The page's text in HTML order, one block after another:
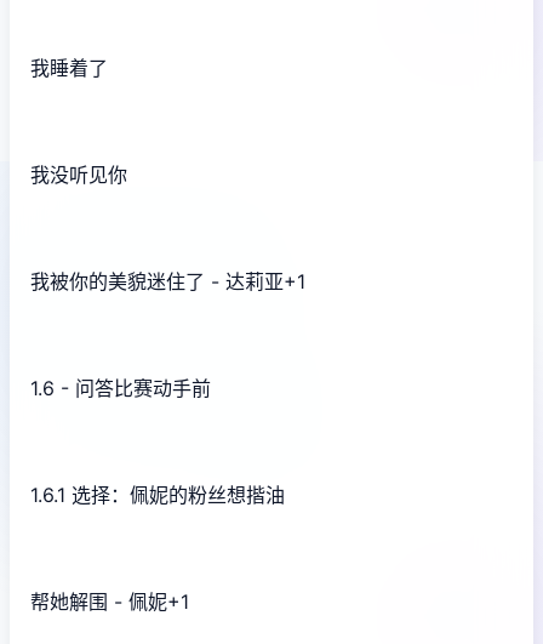
我睡着了
我没听见你
我被你的美貌迷住了 - 达莉亚+1
1.6 - 问答比赛动手前
1.6.1 选择：佩妮的粉丝想揩油
帮她解围 - 佩妮+1